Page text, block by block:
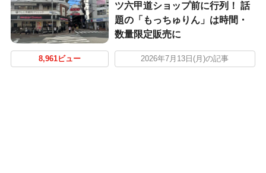
ツ六甲道ショップ前に行列！ 話
題の「もっちゅりん」は時間・
数量限定販売に
8,961ビュー 2026年7月13日(月)の記事